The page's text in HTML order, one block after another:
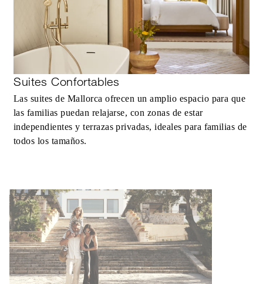
Suites Confortables
Las suites de Mallorca ofrecen un amplio espacio para que
las familias puedan relajarse, con zonas de estar
independientes y terrazas privadas, ideales para familias de
todos los tamaños.